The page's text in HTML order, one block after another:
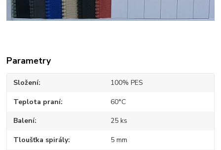
Parametry
Složení 100% PES
Teplota praní 60°C
Balení 25 ks
Tloušťka spirály 5 mm